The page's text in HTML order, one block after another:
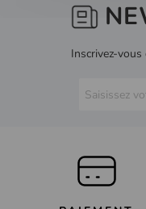
Inscrivez-